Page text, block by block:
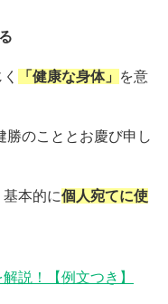
「健康な身体」
を意
勝のこととお慶び申し
本的に個人宛てに使
説！【例文つき】